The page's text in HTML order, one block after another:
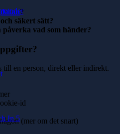
In 5
datan?
säkert sätt?
vad som händer?
en person, direkt eller indirekt.
id
(mer om det snart)